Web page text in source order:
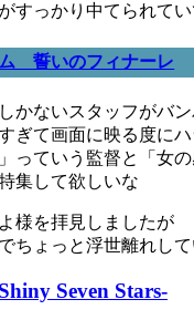
すっかり中てられて
誓いのフィナーレ
かないスタッフがバ
ぎて画面に映る度にハ
っていう監督と「女
集して欲しいな
様を拝見しましたが
ちょっと浮世離れして
Seven Stars-